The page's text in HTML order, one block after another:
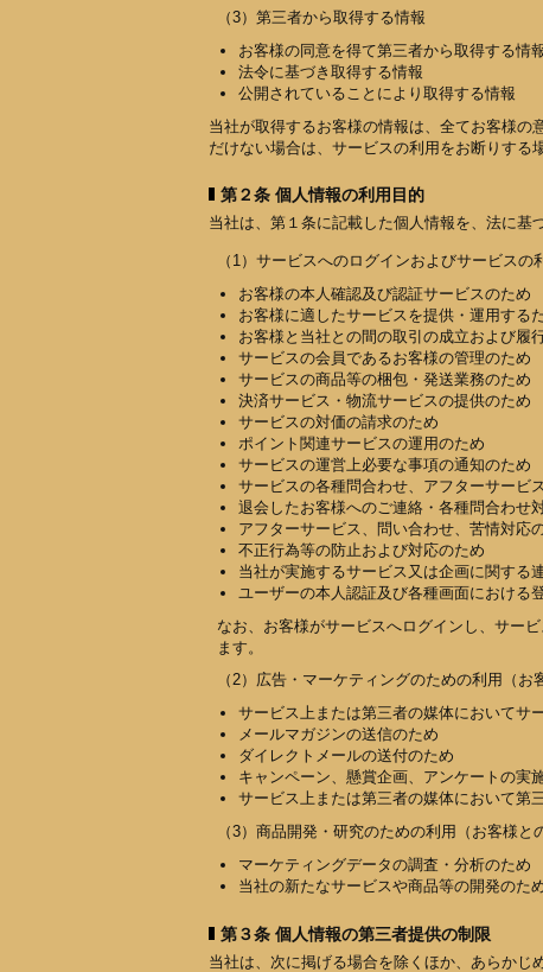
（3）第三者から取得する情報
お客様の同意を得て第三者から取得する情
法令に基づき取得する情報
公開されていることにより取得する情報
当社が取得するお客様の情報は、全てお客様
だけない場合は、サービスの利用をお断りする
第２条 個人情報の利用目的
当社は、第１条に記載した個人情報を、法に基
（1）サービスへのログインおよびサービス
お客様の本人確認及び認証サービスのため
お客様に適したサービスを提供・運用する
お客様と当社との間の取引の成立および履
サービスの会員であるお客様の管理のため
サービスの商品等の梱包・発送業務のため
決済サービス・物流サービスの提供のため
サービスの対価の請求のため
ポイント関連サービスの運用のため
サービスの運営上必要な事項の通知のため
サービスの各種問合わせ、アフターサービ
退会したお客様へのご連絡・各種問合わせ
アフターサービス、問い合わせ、苦情対応
不正行為等の防止および対応のため
当社が実施するサービス又は企画に関する
ユーザーの本人認証及び各種画面における
なお、お客様がサービスへログインし、サー
ます。
（2）広告・マーケティングのための利用（お
サービス上または第三者の媒体においてサ
メールマガジンの送信のため
ダイレクトメールの送付のため
キャンペーン、懸賞企画、アンケートの実
サービス上または第三者の媒体において第
（3）商品開発・研究のための利用（お客様と
マーケティングデータの調査・分析のため
当社の新たなサービスや商品等の開発のた
第３条 個人情報の第三者提供の制限
当社は、次に掲げる場合を除くほか、あらかじ